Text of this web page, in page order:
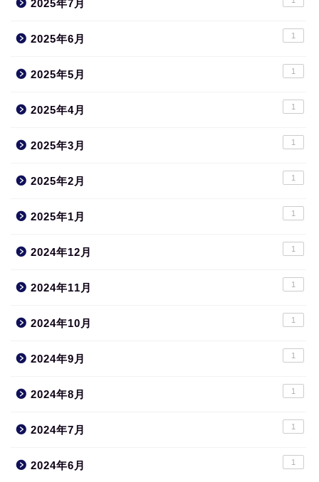
2025年7月
2025年6月 1
2025年5月 1
2025年4月 1
2025年3月 1
2025年2月 1
2025年1月 1
2024年12月 1
2024年11月 1
2024年10月 1
2024年9月 1
2024年8月 1
2024年7月 1
2024年6月 1